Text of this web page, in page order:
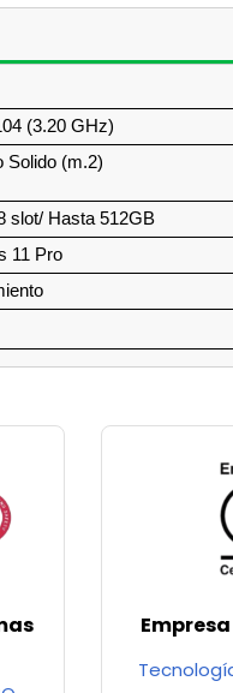
(3.20 GHz)
Solido (m.2)
slot/ Hasta 512GB
11 Pro